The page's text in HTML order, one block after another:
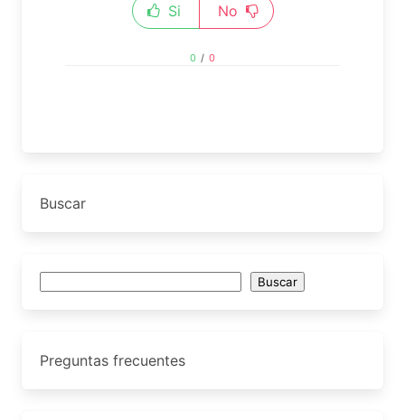
Si No
0 / 0
Buscar
Buscar
Preguntas frecuentes